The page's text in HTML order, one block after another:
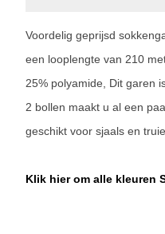
Voordelig geprijsd
een looplengte van 210
25% polyamide, Dit garen
2 bollen maakt u al een
geschikt voor sjaals en
Klik hier om alle kleuren